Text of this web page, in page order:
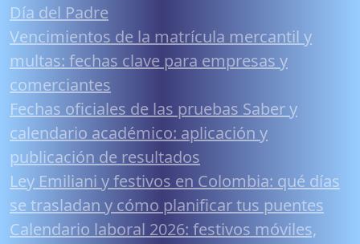
Día del Padre
Vencimientos de la matrícula mercantil y
multas: fechas clave para empresas y
comerciantes
Fechas oficiales de las pruebas Saber y
calendario académico: aplicación y
publicación de resultados
Ley Emiliani y festivos en Colombia: qué días
se trasladan y cómo planificar tus puentes
Calendario laboral 2026: festivos móviles,